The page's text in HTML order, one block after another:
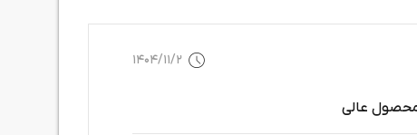
1404/11/2
محصول عالی